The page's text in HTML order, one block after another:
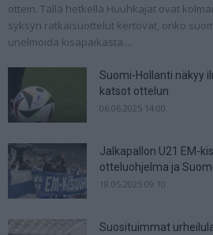
ottein. Tällä hetkellä Huuhkajat ovat
syksyn ratkaisuottelut kertovat, onko
unelmoida kisapaikasta....
Suomi-Hollanti näkyy
katsot ottelun
06.06.2025 14:00
Jalkapallon U21 EM-
otteluohjelma ja
18.05.2025 09:10
Suosituimmat